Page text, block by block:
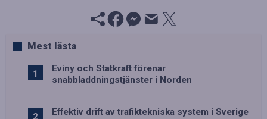
Mest lästa
Eviny och Statkraft förenar
snabbladdningstjänster i Norden
Effektiv drift av trafiktekniska system i Sverige